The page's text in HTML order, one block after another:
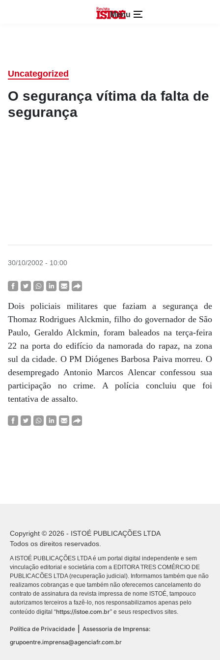
Menu
Uncategorized
O segurança vítima da falta de
segurança
30/10/2002 - 10:00
Dois policiais militares que faziam a segurança de
Thomaz Rodrigues Alckmin, filho do governador de São
Paulo, Geraldo Alckmin, foram baleados na terça-feira
22 na porta do edifício da namorada do rapaz, na zona
sul da cidade. O PM Diógenes Barbosa Paiva morreu. O
desempregado Antonio Marcos Alencar confessou sua
participação no crime. A polícia concluiu que foi
tentativa de assalto.
Copyright © 2026 - ISTOÉ PUBLICAÇÕES LTDA
Todos os direitos reservados.
A ISTOÉ PUBLICAÇÕES LTDA é um portal digital independente e sem
vinculação editorial e societária com a EDITORA TRES COMÉRCIO DE
PUBLICACÕES LTDA (recuperação judicial). Informamos também que não
realizamos cobranças e que também não oferecemos cancelamento do
contrato de assinatura da revista impressa de nome ISTOÉ, tampouco
autorizamos terceiros a fazê-lo, nos responsabilizamos apenas pelo
conteúdo digital “https://istoe.com.br” e seus respectivos sites.
Política de Privacidade
Assessoria de Imprensa:
grupoentre.imprensa@agenciafr.com.br